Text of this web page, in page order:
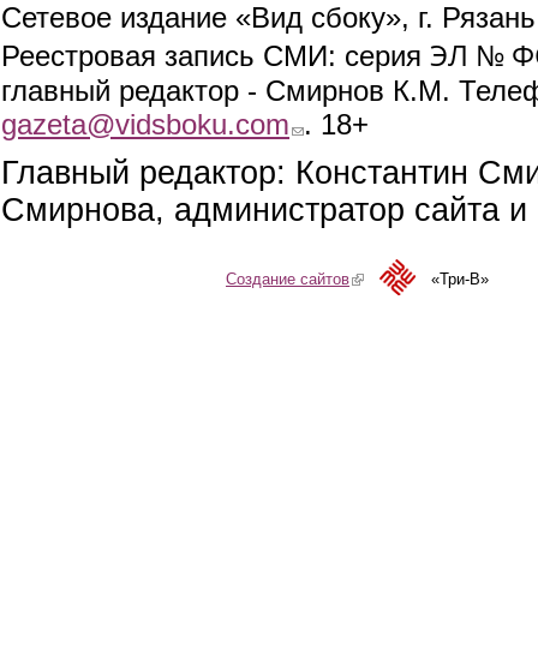
Сетевое издание «Вид сбоку», г.
Реестровая запись СМИ: серия ЭЛ №
главный редактор - Смирнов К.М.
gazeta@vidsboku.com (link sends e-mail)
. 18+
Главный редактор: Константин
Смирнова, администратор сайта
Создание сайтов(link is external)«Три-В»